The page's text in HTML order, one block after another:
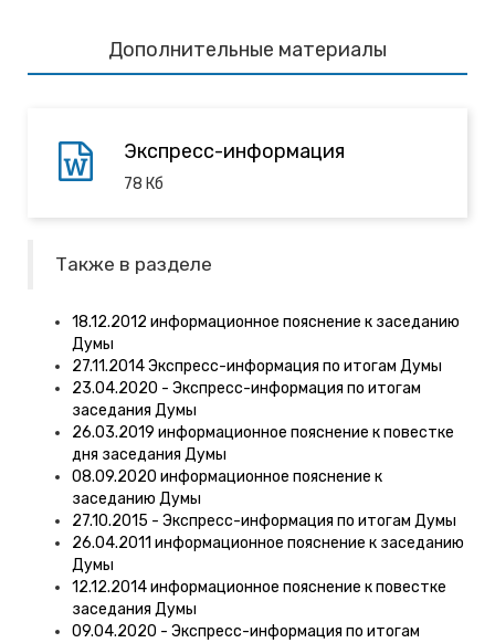
Дополнительные материалы
Экспресс-информация
78 Кб
Также в разделе
18.12.2012 информационное пояснение к заседанию
Думы
27.11.2014 Экспресс-информация по итогам Думы
23.04.2020 - Экспресс-информация по итогам
заседания Думы
26.03.2019 информационное пояснение к повестке
дня заседания Думы
08.09.2020 информационное пояснение к
заседанию Думы
27.10.2015 - Экспресс-информация по итогам Думы
26.04.2011 информационное пояснение к заседанию
Думы
12.12.2014 информационное пояснение к повестке
заседания Думы
09.04.2020 - Экспресс-информация по итогам